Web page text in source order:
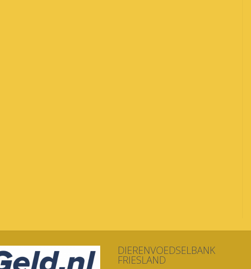
DIERENVOEDSELBANK
FRIESLAND